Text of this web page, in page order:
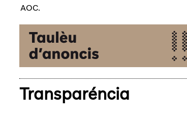
AOC.
Transparéncia